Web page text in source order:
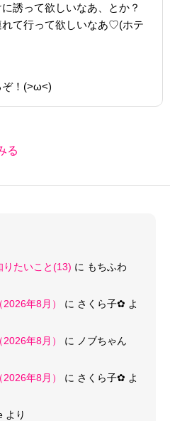
誘って欲しいなあ、とか？
て行って欲しいなあ♡(ホテ
ぞ！(>ω<)
る
りたいこと(13) に もちふわ
年8月）
に さくら子‪✿ よ
年8月）
に
ノブちゃん
年8月）
に さくら子‪✿ よ
より